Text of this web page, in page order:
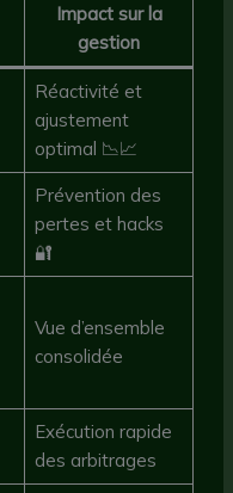
Impact sur la
gestion
Réactivité et
ajustement
optimal 📉📈
Prévention des
pertes et hacks
🔐
Vue d’ensemble
consolidée
Exécution rapide
des arbitrages